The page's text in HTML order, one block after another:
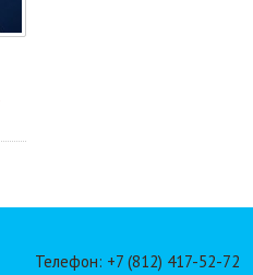
Телефон: +7 (812) 417-52-72